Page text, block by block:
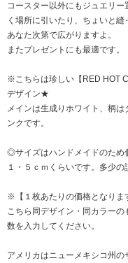
コースター以外にもジュエリ
く場所に引いたり、ちょいと
あなた次第で広がりますよ。
またプレゼントにも最適です。
※こちらは珍しい【RED HOT
デザイン★
メインは生成りホワイト、柄
ンクです。
◎サイズはハンドメイドのため
１・５ｃｍくらいです。多少の
※【１枚あたりの価格となりま
こちら同デザイン・同カラー
数を入力してください。
アメリカはニューメキシコ州